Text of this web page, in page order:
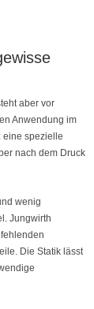
aber vor
Anwendung im
eine spezielle
nach dem Druck
wenig
Jungwirth
Die Statik lässt